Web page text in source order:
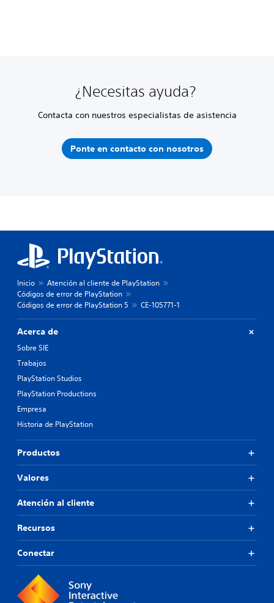
¿Necesitas ayuda?
Contacta con nuestros especialistas de asistencia
Ponte en contacto con nosotros
Inicio
Atención al cliente de PlayStation
Códigos de error de PlayStation
Códigos de error de PlayStation 5
CE-105771-1
Acerca de
Sobre SIE
Trabajos
PlayStation Studios
PlayStation Productions
Empresa
Historia de PlayStation
Productos
Valores
Atención al cliente
Recursos
Conectar